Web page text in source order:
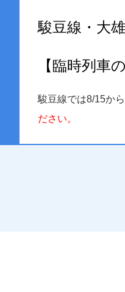
駿豆線・大
【臨時列車
駿豆線では8/15か
ださい。